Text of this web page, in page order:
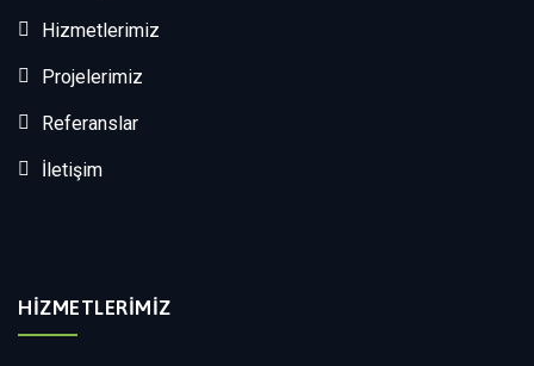
Hizmetlerimiz
Projelerimiz
Referanslar
İletişim
HIZMETLERIMIZ